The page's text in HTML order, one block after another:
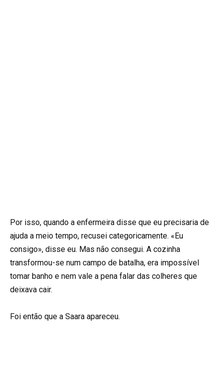
Por isso, quando a enfermeira disse que eu precisaria de
ajuda a meio tempo, recusei categoricamente. «Eu
consigo», disse eu. Mas não consegui. A cozinha
transformou-se num campo de batalha, era impossível
tomar banho e nem vale a pena falar das colheres que
deixava cair.
Foi então que a Saara apareceu.